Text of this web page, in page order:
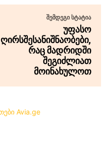
ᲨᲔᲛᲓᲔᲒᲘ ᲡᲢᲐᲢᲘᲐ
უფასო
ღირსშესანიშნაობები,
რაც მადრიდში
შეგიძლიათ
მოინახულოთ